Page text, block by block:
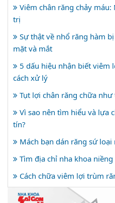
Viêm chân răng chảy
trị
Sự thật về nhổ răng hàm
mặt và mắt
5 dấu hiệu nhận biết viêm
cách xử lý
Tụt lợi chân răng chữa như
Vì sao nên tìm hiểu và lựa
tín?
Mách bạn dán răng sứ
Tìm địa chỉ nha khoa
Cách chữa viêm lợi trùm